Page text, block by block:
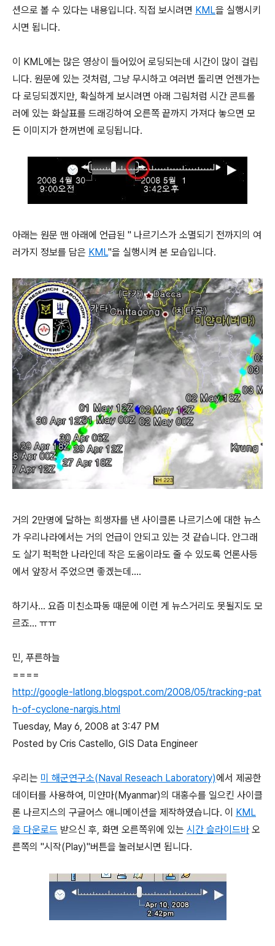
션으로 볼 수 있다는 내용입니다. 직접 보시려면 KML을 실행시키
시면 됩니다.
이 KML에는 많은 영상이 들어있어 로딩되는데 시간이 많이 걸립
니다. 원문에 있는 것처럼, 그냥 무시하고 여러번 돌리면 언젠가는
다 로딩되겠지만, 확실하게 보시려면 아래 그림처럼 시간 콘트롤
러에 있는 화살표를 드래깅하여 오른쪽 끝까지 가져다 놓으면 모
든 이미지가 한꺼번에 로딩됩니다.
아래는 원문 맨 아래에 언급된 " 나르기스가 소멸되기 전까지의 여
러가지 정보를 담은 KML"을 실행시켜 본 모습입니다.
거의 2만명에 달하는 희생자를 낸 사이클론 나르기스에 대한 뉴스
가 우리나라에서는 거의 언급이 안되고 있는 것 같습니다. 안그래
도 살기 퍽퍽한 나라인데 작은 도움이라도 줄 수 있도록 언론사등
에서 앞장서 주었으면 좋겠는데....
하기사... 요즘 미친소파동 때문에 이런 게 뉴스거리도 못될지도 모
르죠... ㅠㅠ
민, 푸른하늘
====
http://google-latlong.blogspot.com/2008/05/tracking-pat
h-of-cyclone-nargis.html
Tuesday, May 6, 2008 at 3:47 PM
Posted by Cris Castello, GIS Data Engineer
우리는 미 해군연구소(Naval Reseach Laboratory)에서 제공한
데이터를 사용하여, 미얀마(Myanmar)의 대홍수를 일으킨 사이클
론 나르지스의 구글어스 애니메이션을 제작하였습니다. 이 KML
을 다운로드 받으신 후, 화면 오른쪽위에 있는 시간 슬라이드바 오
른쪽의 "시작(Play)"버튼을 눌러보시면 됩니다.